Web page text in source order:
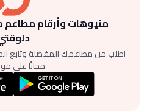
منيوهات وأرقام
اطلب من مطاعمك المفضلة وتابع
مجانًا على